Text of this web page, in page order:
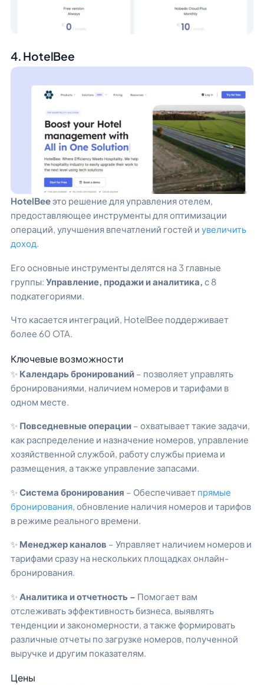
4. HotelBee
HotelBee это решение для управления отелем,
предоставляющее инструменты для оптимизации
операций, улучшения впечатлений гостей и увеличить
доход.
Его основные инструменты делятся на 3 главные
группы: Управление, продажи и аналитика, с 8
подкатегориями.
Что касается интеграций, HotelBee поддерживает
более 60 OTA.
Ключевые возможности
✨ Календарь бронирований – позволяет управлять
бронированиями, наличием номеров и тарифами в
одном месте.
✨ Повседневные операции – охватывает такие задачи,
как распределение и назначение номеров, управление
хозяйственной службой, работу службы приема и
размещения, а также управление запасами.
✨Система бронирования – Обеспечивает прямые
бронирования, обновление наличия номеров и тарифов
в режиме реального времени.
✨ Менеджер каналов – Управляет наличием номеров и
тарифами сразу на нескольких площадках онлайн-
бронирования.
✨ Аналитика и отчетность – Помогает вам
отслеживать эффективность бизнеса, выявлять
тенденции и закономерности, а также формировать
различные отчеты по загрузке номеров, полученной
выручке и другим показателям.
Цены